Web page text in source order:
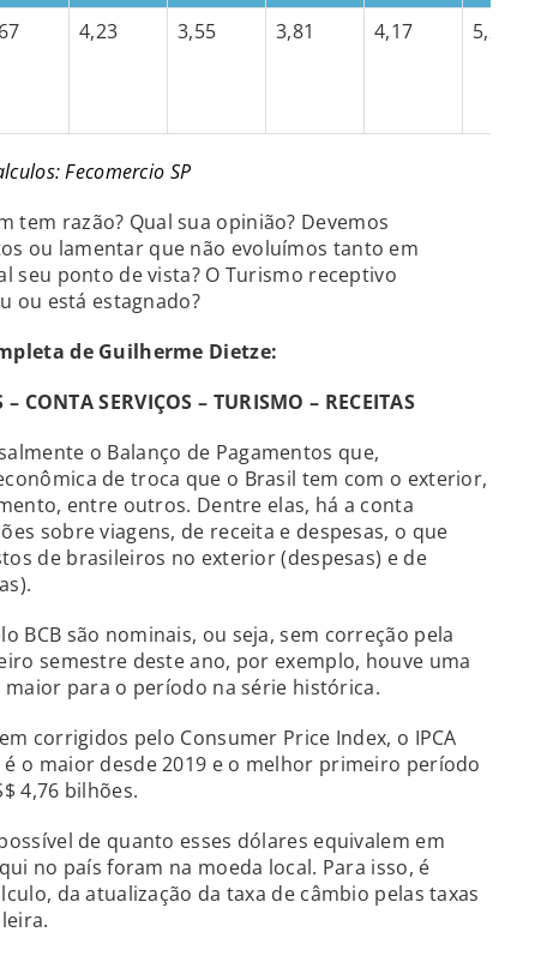
4,23 3,55 3,81 4,17 5,25
Fecomercio SP
tem razão? Qual sua opinião? Devemos
ou lamentar que não evoluímos tanto em
seu ponto de vista? O Turismo receptivo
ou está estagnado?
de Guilherme Dietze:
CONTA SERVIÇOS – TURISMO – RECEITAS
o Balanço de Pagamentos que,
de troca que o Brasil tem com o exterior,
entre outros. Dentre elas, há a conta
sobre viagens, de receita e despesas, o que
de brasileiros no exterior (despesas) e de
BCB são nominais, ou seja, sem correção pela
semestre deste ano, por exemplo, houve uma
maior para o período na série histórica.
corrigidos pelo Consumer Price Index, o IPCA
o maior desde 2019 e o melhor primeiro período
4,76 bilhões.
de quanto esses dólares equivalem em
no país foram na moeda local. Para isso, é
da atualização da taxa de câmbio pelas taxas